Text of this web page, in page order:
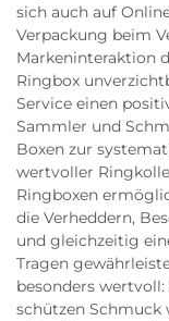
sich auch auf
Verpackung beim
Markeninteraktion
Ringbox
Service einen
Sammler und
Boxen zur
wertvoller
Ringboxen
die Verheddern,
und gleichzeitig
Tragen
besonders
schützen Schmuck